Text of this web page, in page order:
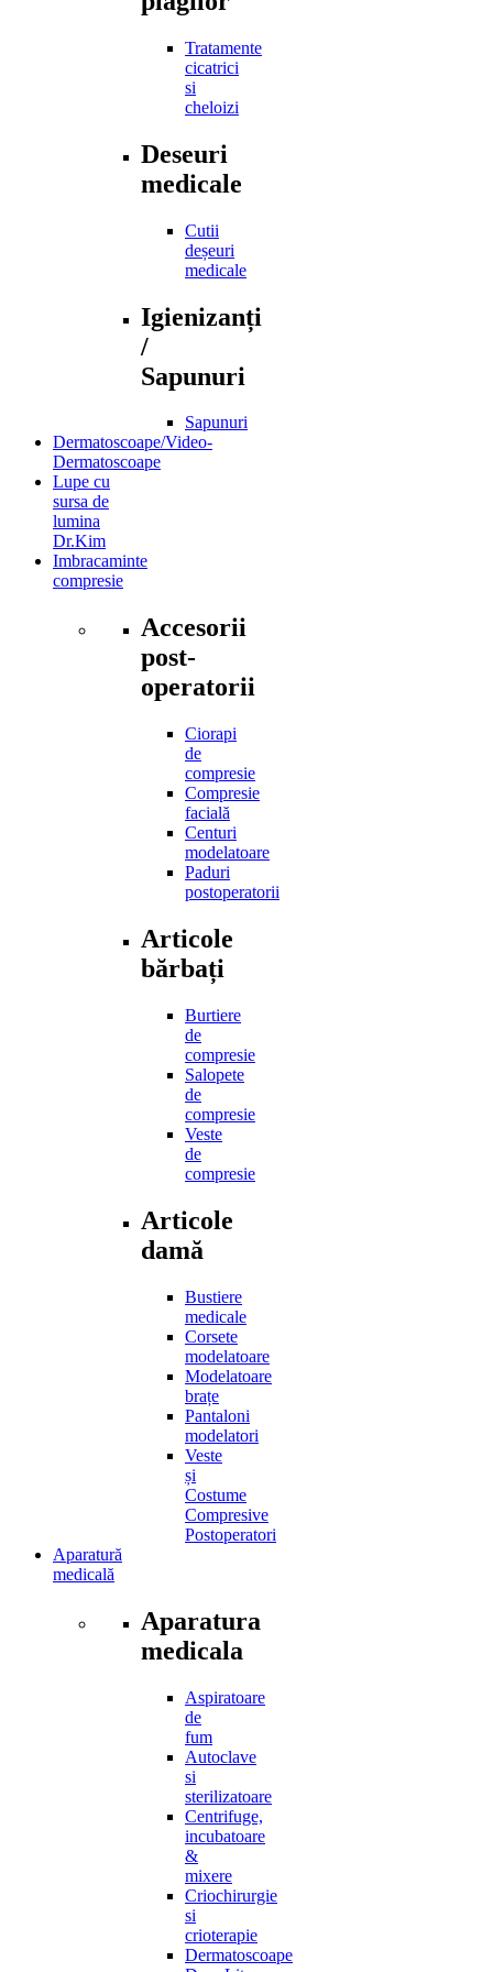
Tratamente
cicatrici
si
cheloizi
Deseuri
medicale
Cutii
deșeuri
medicale
Igienizanți
/
Sapunuri
Sapunuri
Dermatoscoape/Video-
Dermatoscoape
Lupe cu
sursa de
lumina
Dr.Kim
Imbracaminte
compresie
Accesorii
post-
operatorii
Ciorapi
de
compresie
Compresie
facială
Centuri
modelatoare
Paduri
postoperatorii
Articole
bărbați
Burtiere
de
compresie
Salopete
de
compresie
Veste
de
compresie
Articole
damă
Bustiere
medicale
Corsete
modelatoare
Modelatoare
brațe
Pantaloni
modelatori
Veste
și
Costume
Compresive
Postoperatori
Aparatură
medicală
Aparatura
medicala
Aspiratoare
de
fum
Autoclave
si
sterilizatoare
Centrifuge,
incubatoare
&
mixere
Criochirurgie
si
crioterapie
Dermatoscoape